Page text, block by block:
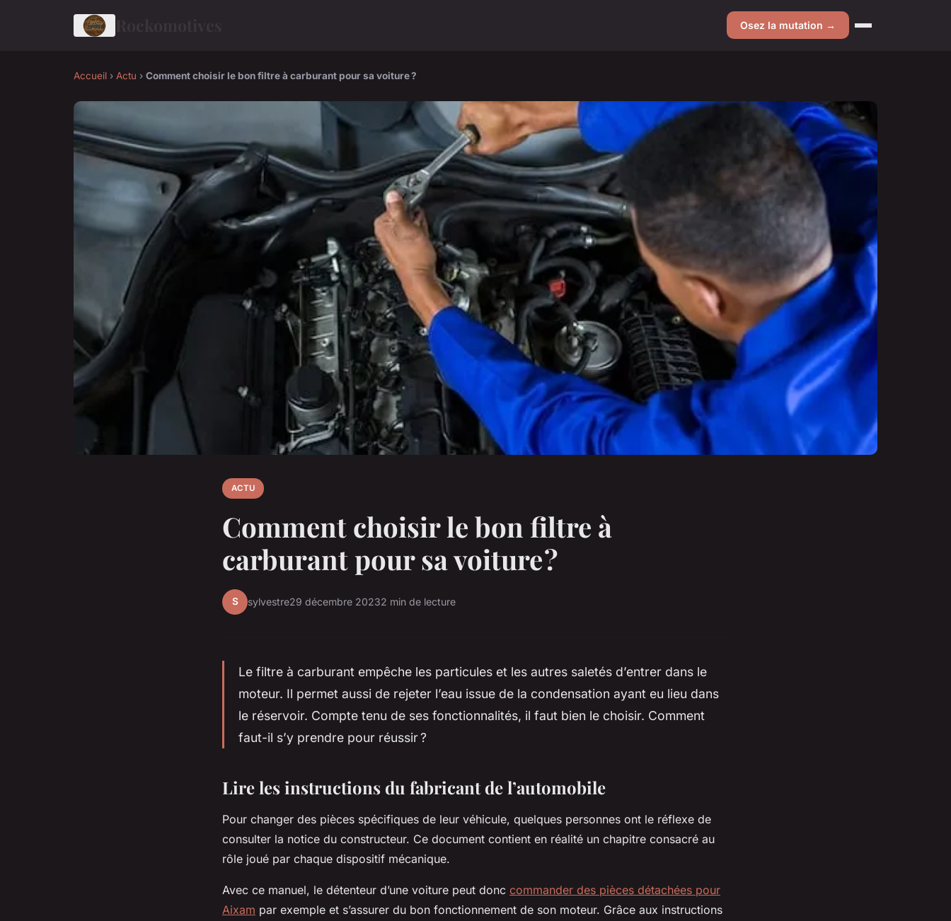
Osez la mutation →
Accueil › Actu › Comment choisir le bon filtre à carburant pour sa voiture ?
ACTU
Comment choisir le bon filtre à
carburant pour sa voiture ?
S sylvestre29 décembre 20232 min de lecture
Le filtre à carburant empêche les particules et les autres saletés d’entrer dans le
moteur. Il permet aussi de rejeter l’eau issue de la condensation ayant eu lieu dans
le réservoir. Compte tenu de ses fonctionnalités, il faut bien le choisir. Comment
faut-il s’y prendre pour réussir ?
Lire les instructions du fabricant de l’automobile
Pour changer des pièces spécifiques de leur véhicule, quelques personnes ont le réflexe de
consulter la notice du constructeur. Ce document contient en réalité un chapitre consacré au
rôle joué par chaque dispositif mécanique.
Avec ce manuel, le détenteur d’une voiture peut donc commander des pièces détachées pour
Aixam par exemple et s’assurer du bon fonctionnement de son moteur. Grâce aux instructions